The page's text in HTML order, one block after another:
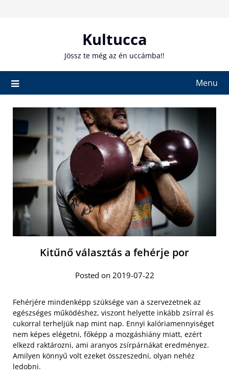
Kultucca
Jössz te még az én uccámba!!
Menu
Kitűnő választás a fehérje por
Posted on 2019-07-22
Fehérjére mindenképp szüksége van a szervezetnek az
egészséges működéshez, viszont helyette inkább zsírral és
cukorral terheljük nap mint nap. Ennyi kalóriamennyiséget
nem képes elégetni, főképp a mozgáshiány miatt, ezért
elkezd raktározni, ami aranyos zsírpárnákat eredményez.
Amilyen könnyű volt ezeket összeszedni, olyan nehéz
ledobni.